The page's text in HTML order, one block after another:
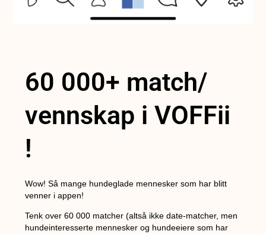
60 000+ match/
vennskap i VOFFii
!
Wow! Så mange hundeglade mennesker som har blitt
venner i appen!
Tenk over 60 000 matcher (altså ikke date-matcher, men
hundeinteresserte mennesker og hundeeiere som har